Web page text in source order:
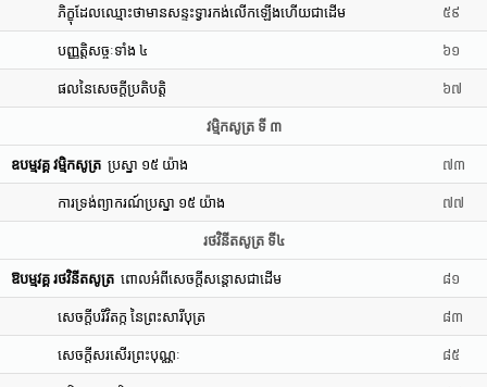
ភិក្ខុដែលឈ្មោះថាមានសន្ទះទ្វារកង់លើកឡើងហើយជាដើម ៥៩
បញ្ញត្តិសច្ចៈទាំង ៤ ៦១
ផលនៃសេចក្តីប្រតិបត្តិ ៦៧
វម្មិកសូត្រ ទី ៣
ឧបម្មវគ្គ វម្មិកសូត្រ ប្រស្នា ១៥ យ៉ាង ៧៣
ការទ្រង់ព្យាករណ៍ប្រស្នា ១៥ យ៉ាង ៧៧
រថវិនីតសូត្រ ទី៤
ឱបម្មវគ្គ រថវិនីតសូត្រ ពោលអំពីសេចក្តីសន្តោសជាដើម ៨១
សេចក្តីបរិវិតក្ក នៃព្រះសារីបុត្រ ៨៣
សេចក្តីសរសើរព្រះបុណ្ណៈ ៨៥